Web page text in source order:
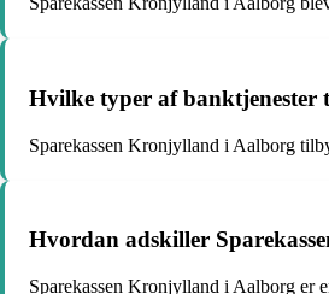
Hvilke typer af
Sparekassen Kronjylland i Aalborg
Hvordan adskiller
Sparekassen Kronjylland i Aalborg er